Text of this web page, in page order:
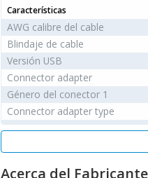
Características
AWG calibre del cable
Blindaje de cable
Versión USB
Connector adapter
Género del conector 1
Connector adapter type
Conector 2
Acerca del Fabricante